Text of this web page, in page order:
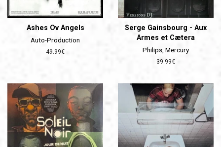
Ashes Ov Angels
Auto-Production
Prix
49.99€
Serge Gainsbourg - Aux
Armes et Cætera
Philips, Mercury
Prix
39.99€